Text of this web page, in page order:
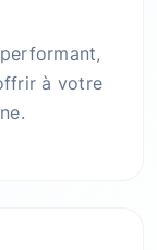
à votre